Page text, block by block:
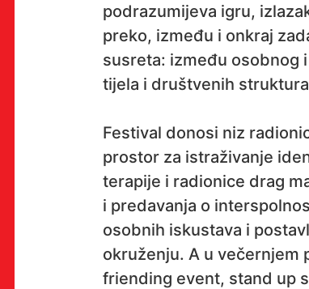
PROSTOR
Multimedijalni institut
(net.kulturni klub MaMa)
Preradovićeva 18,
10000 Zagreb
podrazumijeva igru,
preko, između i onkraj
susreta: između osobnog
tijela i društvenih
Festival donosi niz
prostor za istraživanje
terapije i radionice drag
i predavanja o
osobnih iskustava i
okruženju. A u večernjem
friending event, stand up